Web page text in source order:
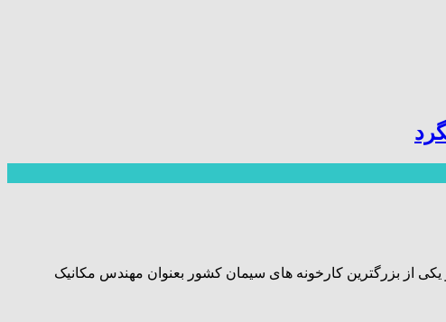
از بزرگترین کارخونه های سیمان کشور بعنوان مهندس مکانیک